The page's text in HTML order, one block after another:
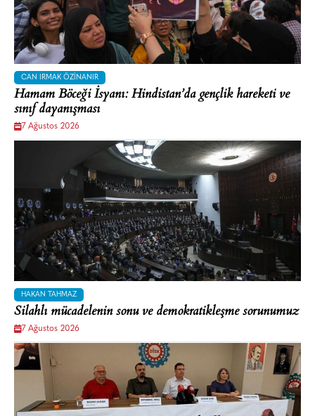
CAN IRMAK ÖZINANIR
Hamam Böceği İsyanı: Hindistan’da gençlik hareketi ve
sınıf dayanışması
7 Ağustos 2026
HAKAN TAHMAZ
Silahlı mücadelenin sonu ve demokratikleşme sorunumuz
7 Ağustos 2026